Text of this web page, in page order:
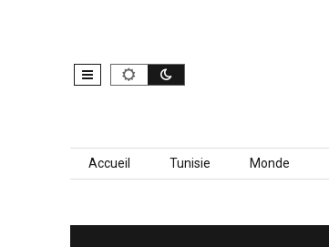
Skip to content
Accueil Tunisie Monde